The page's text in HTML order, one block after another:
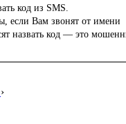
код из SMS.
если Вам звонят от имени
назвать код — это
›